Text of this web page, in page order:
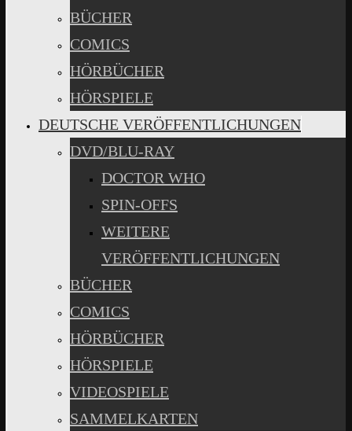
BÜCHER
COMICS
HÖRBÜCHER
HÖRSPIELE
DEUTSCHE VERÖFFENTLICHUNGEN
DVD/BLU-RAY
DOCTOR WHO
SPIN-OFFS
WEITERE
VERÖFFENTLICHUNGEN
BÜCHER
COMICS
HÖRBÜCHER
HÖRSPIELE
VIDEOSPIELE
SAMMELKARTEN